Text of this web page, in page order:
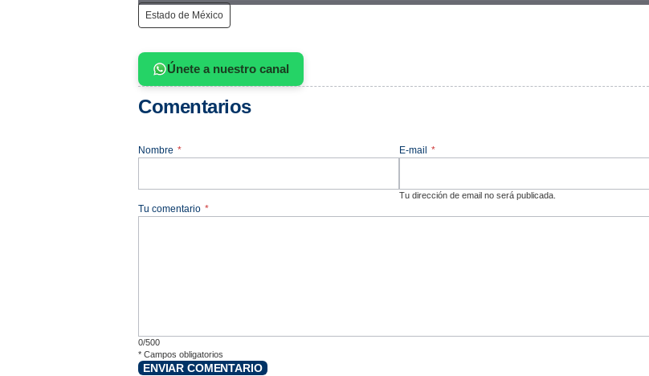
Estado de México
Únete a nuestro canal
Comentarios
Nombre * E-mail *
Tu dirección de email no será publicada.
Tu comentario *
0/500
* Campos obligatorios
ENVIAR COMENTARIO